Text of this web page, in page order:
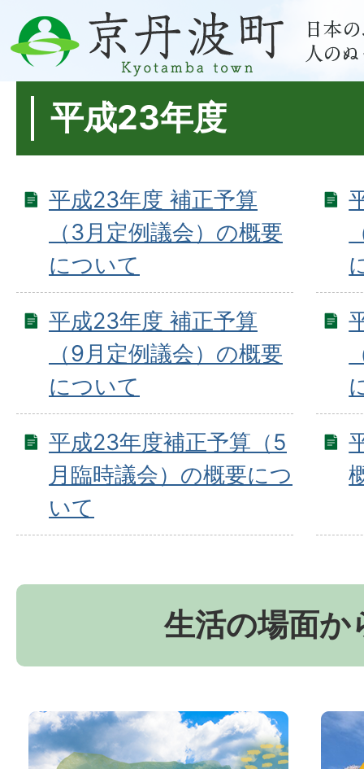
平成23年度
平成23年度 補正予算
（3月定例議会）の概要
について
平成23年度 補正予算
（9月定例議会）の概要
について
平成23年度補正予算（5
月臨時議会）の概要につ
いて
生活の場面か
お
か
京